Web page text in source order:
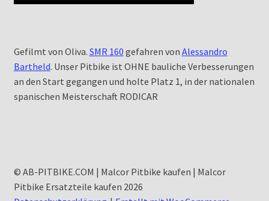
Gefilmt von Oliva. SMR 160 gefahren von Alessandro
Bartheld. Unser Pitbike ist OHNE bauliche Verbesserungen
an den Start gegangen und holte Platz 1, in der nationalen
spanischen Meisterschaft RODICAR
© AB-PITBIKE.COM | Malcor Pitbike kaufen | Malcor
Pitbike Ersatzteile kaufen 2026